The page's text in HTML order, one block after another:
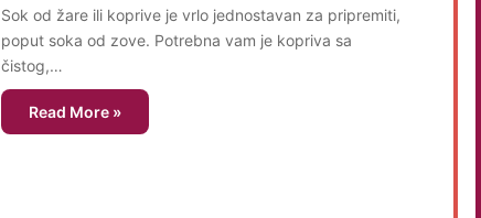
Sok od žare ili koprive je vrlo jednostavan za pripremiti,
poput soka od zove. Potrebna vam je kopriva sa
čistog,…
Read More »